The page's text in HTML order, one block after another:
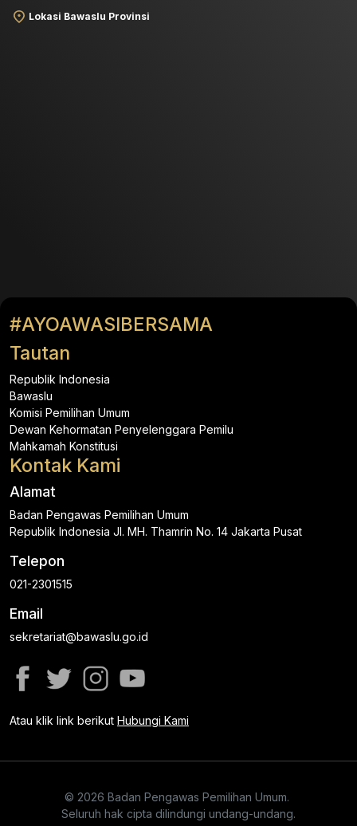
Lokasi Bawaslu Provinsi
#AYOAWASIBERSAMA
Tautan
Republik Indonesia
Bawaslu
Komisi Pemilihan Umum
Dewan Kehormatan Penyelenggara Pemilu
Mahkamah Konstitusi
Kontak Kami
Alamat
Badan Pengawas Pemilihan Umum
Republik Indonesia Jl. MH. Thamrin No. 14 Jakarta Pusat
Telepon
021-2301515
Email
sekretariat@bawaslu.go.id
Atau klik link berikut Hubungi Kami
© 2026 Badan Pengawas Pemilihan Umum.
Seluruh hak cipta dilindungi undang-undang.